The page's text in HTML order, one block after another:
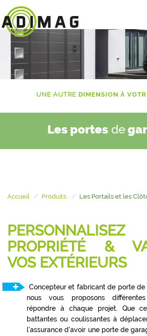
UNE AUTRE DIMENSION À
Les portesde
Accueil Produits Les Portails et les
PROPRIÉTÉ &
VOS EXTÉRIEURS
Concepteur et fabricant de porte de
nous vous proposons
répondre à chaque projet. Que
battantes ou coulissantes à
l'assurance d'avoir une porte de